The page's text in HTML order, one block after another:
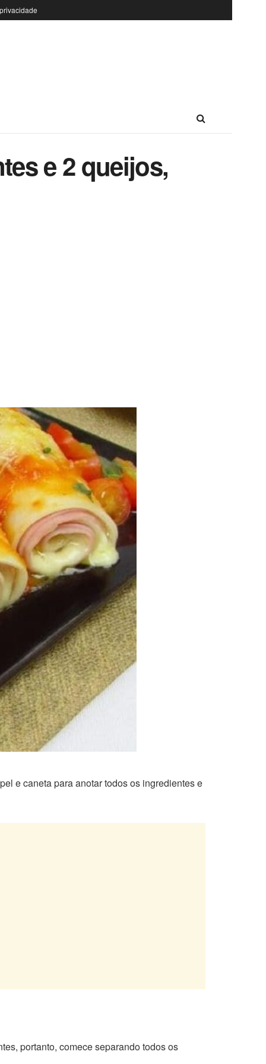
e 2 queijos,
e caneta para anotar todos os ingredientes e
portanto, comece separando todos os